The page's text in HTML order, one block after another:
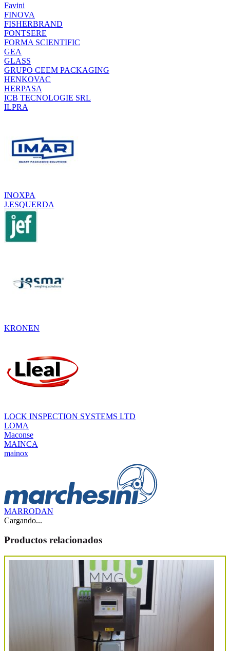
Favini
FINOVA
FISHERBRAND
FONTSERE
FORMA SCIENTIFIC
GEA
GLASS
GRUPO CEEM PACKAGING
HENKOVAC
HERPASA
ICB TECNOLOGIE SRL
ILPRA
INOXPA
J.ESQUERDA
KRONEN
LOCK INSPECTION SYSTEMS LTD
LOMA
Maconse
MAINCA
mainox
MARRODAN
Cargando...
Productos relacionados